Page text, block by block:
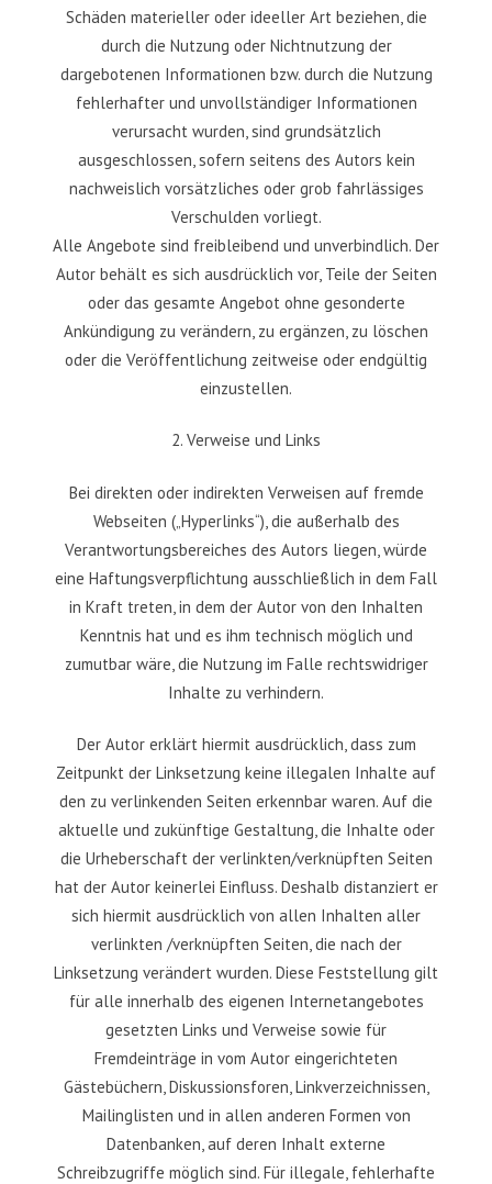
Schäden materieller oder ideeller Art beziehen, die
durch die Nutzung oder Nichtnutzung der
dargebotenen Informationen bzw. durch die Nutzung
fehlerhafter und unvollständiger Informationen
verursacht wurden, sind grundsätzlich
ausgeschlossen, sofern seitens des Autors kein
nachweislich vorsätzliches oder grob fahrlässiges
Verschulden vorliegt.
Alle Angebote sind freibleibend und unverbindlich. Der
Autor behält es sich ausdrücklich vor, Teile der Seiten
oder das gesamte Angebot ohne gesonderte
Ankündigung zu verändern, zu ergänzen, zu löschen
oder die Veröffentlichung zeitweise oder endgültig
einzustellen.
2. Verweise und Links
Bei direkten oder indirekten Verweisen auf fremde
Webseiten („Hyperlinks“), die außerhalb des
Verantwortungsbereiches des Autors liegen, würde
eine Haftungsverpflichtung ausschließlich in dem Fall
in Kraft treten, in dem der Autor von den Inhalten
Kenntnis hat und es ihm technisch möglich und
zumutbar wäre, die Nutzung im Falle rechtswidriger
Inhalte zu verhindern.
Der Autor erklärt hiermit ausdrücklich, dass zum
Zeitpunkt der Linksetzung keine illegalen Inhalte auf
den zu verlinkenden Seiten erkennbar waren. Auf die
aktuelle und zukünftige Gestaltung, die Inhalte oder
die Urheberschaft der verlinkten/verknüpften Seiten
hat der Autor keinerlei Einfluss. Deshalb distanziert er
sich hiermit ausdrücklich von allen Inhalten aller
verlinkten /verknüpften Seiten, die nach der
Linksetzung verändert wurden. Diese Feststellung gilt
für alle innerhalb des eigenen Internetangebotes
gesetzten Links und Verweise sowie für
Fremdeinträge in vom Autor eingerichteten
Gästebüchern, Diskussionsforen, Linkverzeichnissen,
Mailinglisten und in allen anderen Formen von
Datenbanken, auf deren Inhalt externe
Schreibzugriffe möglich sind. Für illegale, fehlerhafte